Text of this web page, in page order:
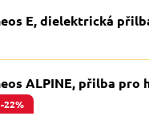
E, dielektrická
ALPINE, přilba pro
-22%